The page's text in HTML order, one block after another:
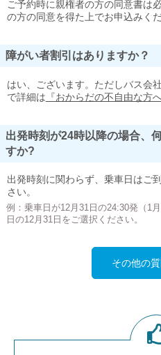
ご予約時に親権者の方の同意書は
の方の同意を得た上でお申込みくだ
障がい者割引はありますか？
はい、ございます。ただしバス会
で詳細は 『おからだの不自由な方へ
出発時刻が24時以降の場合、
すか?
出発時刻に関わらず、乗車日はご
さい。
例：乗車日が12月31日の24:30発（1
日の12月31日をご選択ください。
その他の